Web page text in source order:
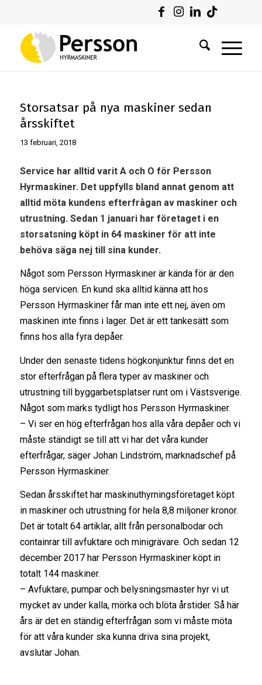
Storsatsar på nya maskiner sedan
årsskiftet
13 februari, 2018
Service har alltid varit A och O för Persson
Hyrmaskiner. Det uppfylls bland annat genom att
alltid möta kundens efterfrågan av maskiner och
utrustning. Sedan 1 januari har företaget i en
storsatsning köpt in 64 maskiner för att inte
behöva säga nej till sina kunder.
Något som Persson Hyrmaskiner är kända för är den
höga servicen. En kund ska alltid känna att hos
Persson Hyrmaskiner får man inte ett nej, även om
maskinen inte finns i lager. Det är ett tankesätt som
finns hos alla fyra depåer.
Under den senaste tidens högkonjunktur finns det en
stor efterfrågan på flera typer av maskiner och
utrustning till byggarbetsplatser runt om i Västsverige.
Något som märks tydligt hos Persson Hyrmaskiner.
– Vi ser en hög efterfrågan hos alla våra depåer och vi
måste ständigt se till att vi har det våra kunder
efterfrågar, säger Johan Lindström, marknadschef på
Persson Hyrmaskiner.
Sedan årsskiftet har maskinuthyrningsföretaget köpt
in maskiner och utrustning för hela 8,8 miljoner kronor.
Det är totalt 64 artiklar, allt från personalbodar och
containrar till avfuktare och minigrävare. Och sedan 12
december 2017 har Persson Hyrmaskiner köpt in
totalt 144 maskiner.
– Avfuktare, pumpar och belysningsmaster hyr vi ut
mycket av under kalla, mörka och blöta årstider. Så här
års är det en ständig efterfrågan som vi måste möta
för att våra kunder ska kunna driva sina projekt,
avslutar Johan.